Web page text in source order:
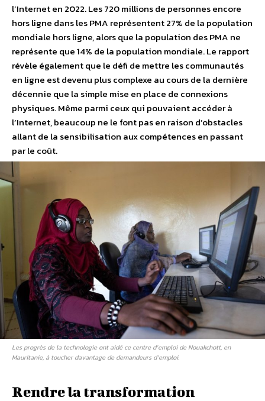
l’Internet en 2022. Les 720 millions de personnes encore
hors ligne dans les PMA représentent 27% de la population
mondiale hors ligne, alors que la population des PMA ne
représente que 14% de la population mondiale. Le rapport
révèle également que le défi de mettre les communautés
en ligne est devenu plus complexe au cours de la dernière
décennie que la simple mise en place de connexions
physiques. Même parmi ceux qui pouvaient accéder à
l’Internet, beaucoup ne le font pas en raison d’obstacles
allant de la sensibilisation aux compétences en passant
par le coût.
Les progrès de la technologie ont aidé ce centre d’emploi de Nouakchott, en
Mauritanie, à toucher davantage de demandeurs d’emploi.
Rendre la transformation